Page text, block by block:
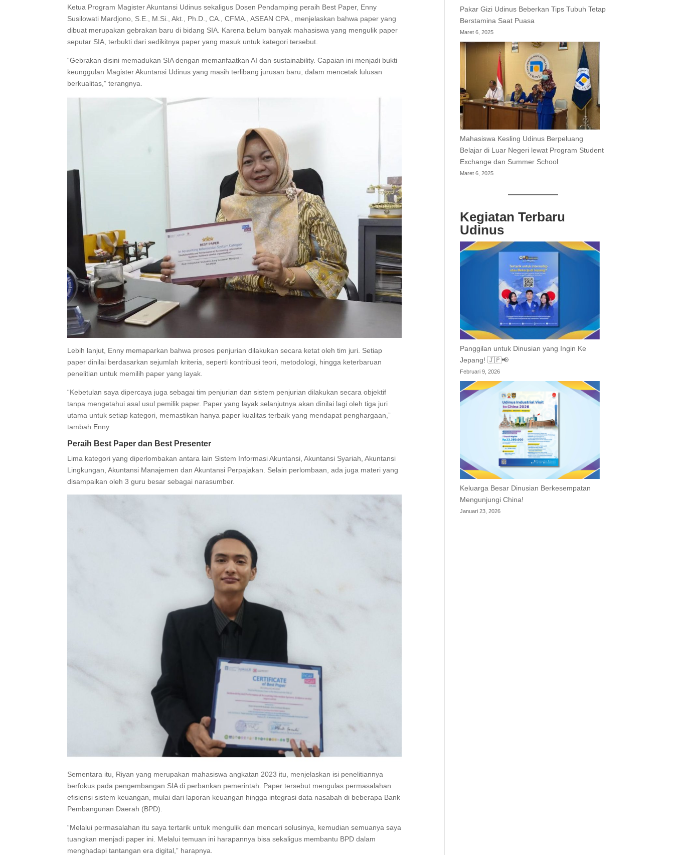
Ketua Program Magister Akuntansi Udinus sekaligus Dosen Pendamping peraih Best Paper, Enny
Susilowati Mardjono, S.E., M.Si., Akt., Ph.D., CA., CFMA., ASEAN CPA., menjelaskan bahwa paper yang
dibuat merupakan gebrakan baru di bidang SIA. Karena belum banyak mahasiswa yang mengulik paper
seputar SIA, terbukti dari sedikitnya paper yang masuk untuk kategori tersebut.
“Gebrakan disini memadukan SIA dengan memanfaatkan AI dan sustainability. Capaian ini menjadi bukti
keunggulan Magister Akuntansi Udinus yang masih terlibang jurusan baru, dalam mencetak lulusan
berkualitas,” terangnya.
Lebih lanjut, Enny memaparkan bahwa proses penjurian dilakukan secara ketat oleh tim juri. Setiap
paper dinilai berdasarkan sejumlah kriteria, seperti kontribusi teori, metodologi, hingga keterbaruan
penelitian untuk memilih paper yang layak.
“Kebetulan saya dipercaya juga sebagai tim penjurian dan sistem penjurian dilakukan secara objektif
tanpa mengetahui asal usul pemilik paper. Paper yang layak selanjutnya akan dinilai lagi oleh tiga juri
utama untuk setiap kategori, memastikan hanya paper kualitas terbaik yang mendapat penghargaan,”
tambah Enny.
Peraih Best Paper dan Best Presenter
Lima kategori yang diperlombakan antara lain Sistem Informasi Akuntansi, Akuntansi Syariah, Akuntansi
Lingkungan, Akuntansi Manajemen dan Akuntansi Perpajakan. Selain perlombaan, ada juga materi yang
disampaikan oleh 3 guru besar sebagai narasumber.
Sementara itu, Riyan yang merupakan mahasiswa angkatan 2023 itu, menjelaskan isi penelitiannya
berfokus pada pengembangan SIA di perbankan pemerintah. Paper tersebut mengulas permasalahan
efisiensi sistem keuangan, mulai dari laporan keuangan hingga integrasi data nasabah di beberapa Bank
Pembangunan Daerah (BPD).
“Melalui permasalahan itu saya tertarik untuk mengulik dan mencari solusinya, kemudian semuanya saya
tuangkan menjadi paper ini. Melalui temuan ini harapannya bisa sekaligus membantu BPD dalam
menghadapi tantangan era digital,” harapnya.
Pakar Gizi Udinus Beberkan Tips Tubuh Tetap
Berstamina Saat Puasa
Maret 6, 2025
Mahasiswa Kesling Udinus Berpeluang
Belajar di Luar Negeri lewat Program Student
Exchange dan Summer School
Maret 6, 2025
Kegiatan Terbaru
Udinus
Panggilan untuk Dinusian yang Ingin Ke
Jepang! 🇯🇵📢
Februari 9, 2026
Keluarga Besar Dinusian Berkesempatan
Mengunjungi China!
Januari 23, 2026